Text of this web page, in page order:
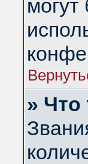
» Что